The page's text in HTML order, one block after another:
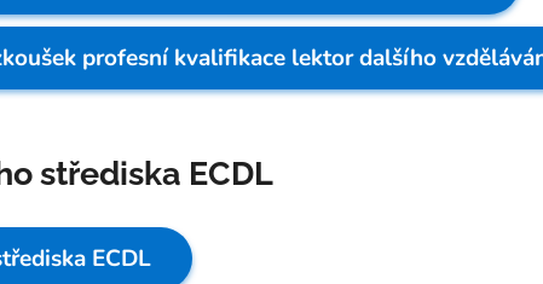
profesní kvalifikace lektor dalšího
střediska ECDL
ECDL